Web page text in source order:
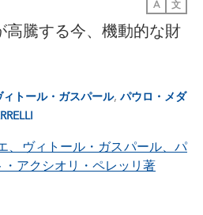
A 文
騰する今、機動的な財
ィトール・ガスパール, パウロ・メダ
、ヴィトール・ガスパール、パ
アクシオリ・ペレッリ著